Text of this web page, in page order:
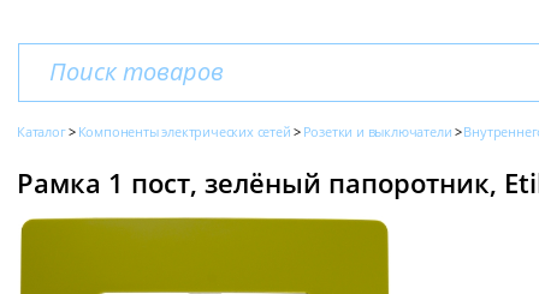
Каталог Компоненты электрических сетей Розетки и выключатели
Рамка 1 пост, зелёный папоротник,